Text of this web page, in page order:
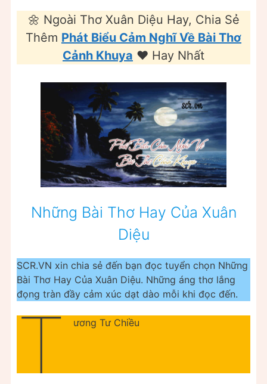
🌼 Ngoài Thơ Xuân Diệu Hay, Chia Sẻ
Thêm Phát Biểu Cảm Nghĩ Về Bài Thơ
Cảnh Khuya ❤️ Hay Nhất
Những Bài Thơ Hay Của Xuân
Diệu
SCR.VN xin chia sẻ đến bạn đọc tuyển chọn Những
Bài Thơ Hay Của Xuân Diệu. Những áng thơ lắng
đọng tràn đầy cảm xúc dạt dào mỗi khi đọc đến.
T ương Tư Chiều